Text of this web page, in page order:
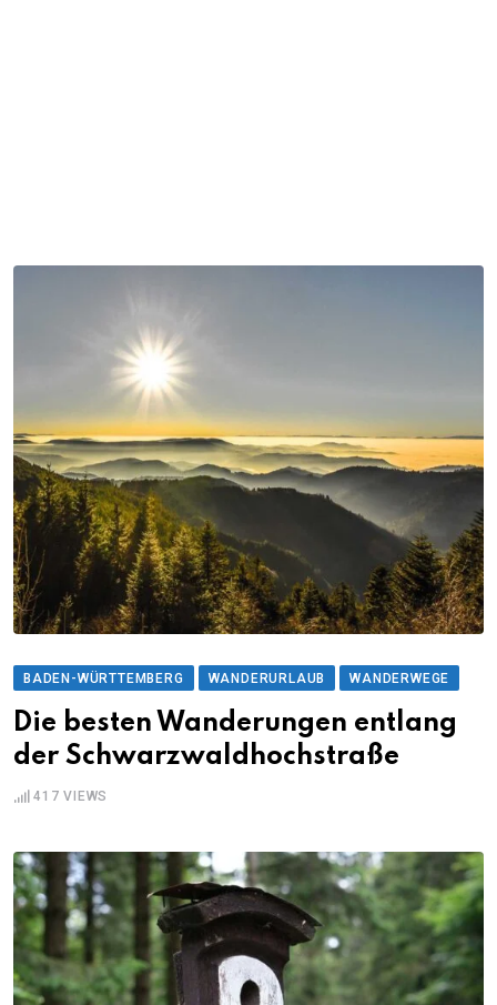
BADEN-WÜRTTEMBERG WANDERURLAUB WANDERWEGE
Die besten Wanderungen entlang
der Schwarzwaldhochstraße
417 VIEWS